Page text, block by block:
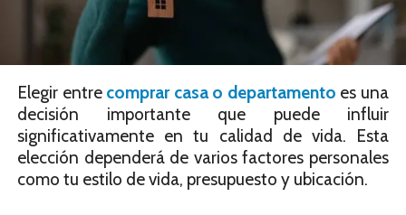
Elegir entre comprar casa o departamento es una
decisión importante que puede influir
significativamente en tu calidad de vida. Esta
elección dependerá de varios factores personales
como tu estilo de vida, presupuesto y ubicación.